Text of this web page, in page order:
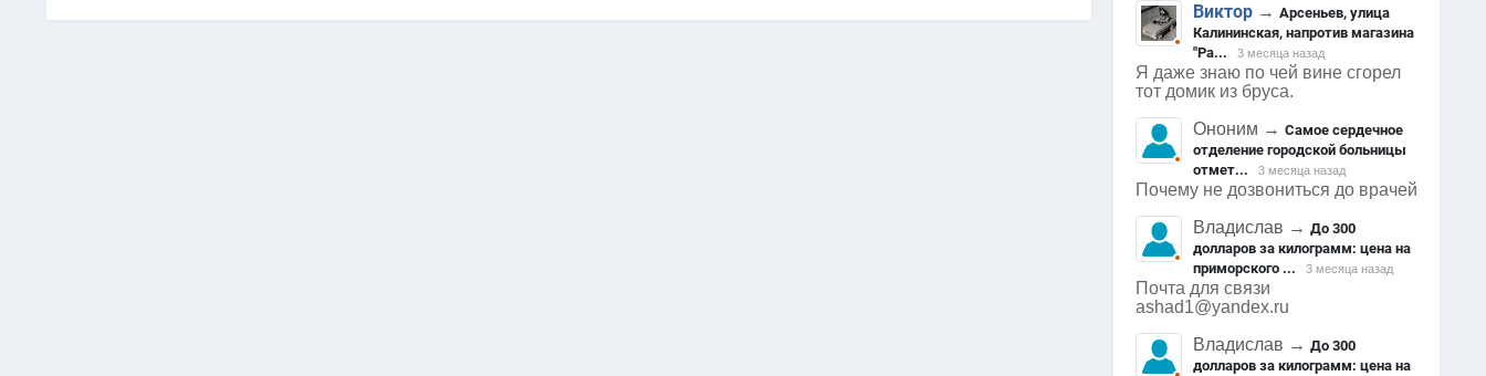
Виктор →Арсеньев, улица
Калининская, напротив магазина
"Ра...
3 месяца назад
Я даже знаю по чей вине сгорел
тот домик из бруса.
Ононим →Самое сердечное
отделение городской больницы
отмет...
3 месяца назад
Почему не дозвониться до врачей
Владислав →До 300
долларов за килограмм: цена на
приморского ...
3 месяца назад
Почта для связи
ashad1@yandex.ru
Владислав →До 300
долларов за килограмм: цена на